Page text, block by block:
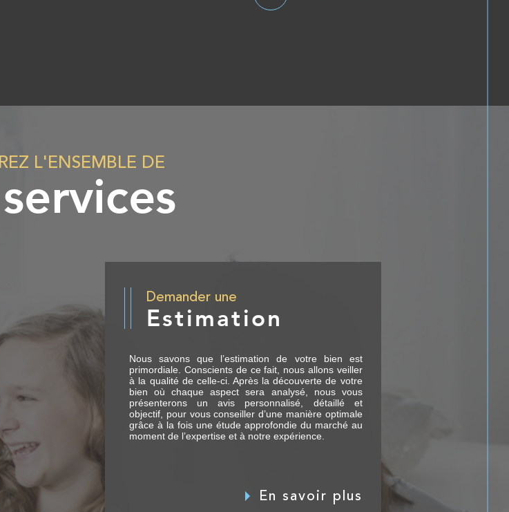
L'ENSEMBLE DE
Demander une
Estimation
Nous savons que l’estimation de votre bien est
primordiale. Conscients de ce fait, nous allons veiller
à la qualité de celle-ci. Après la découverte de votre
bien où chaque aspect sera analysé, nous vous
présenterons un avis personnalisé, détaillé et
objectif, pour vous conseiller d’une manière optimale
grâce à la fois une étude approfondie du marché au
moment de l’expertise et à notre expérience.
En savoir plus